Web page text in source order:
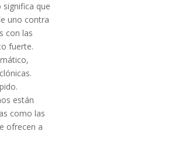
que
uno contra
con las
fuerte.
están
como las
ofrecen a